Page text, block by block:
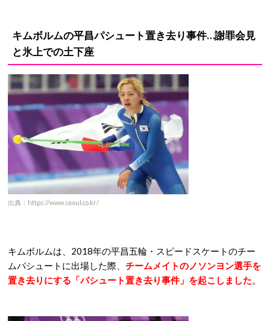
キムボルムの平昌パシュート置き去り事件…謝罪会見
と氷上での土下座
出典：https://www.seoul.co.kr/
キムボルムは、2018年の平昌五輪・スピードスケートのチー
ムパシュートに出場した際、 チームメイトのノソンヨン選手を
置き去りにする「パシュート置き去り事件」を起こしました。